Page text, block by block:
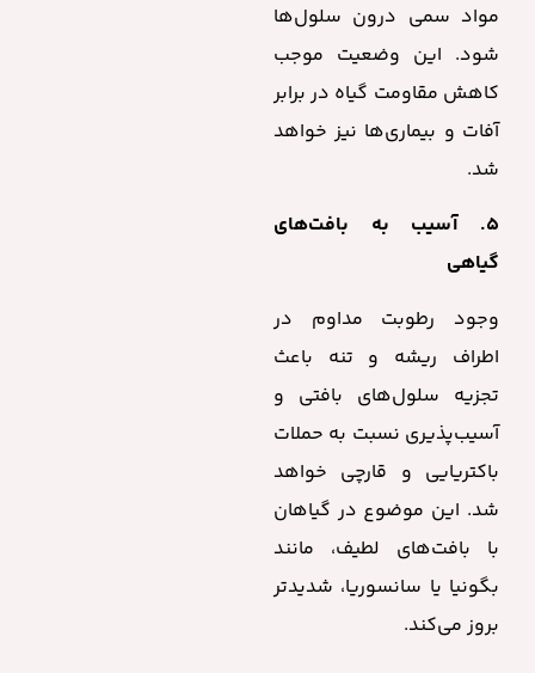
مواد سمی درون سلول‌ها
شود. این وضعیت موجب
کاهش مقاومت گیاه در برابر
آفات و بیماری‌ها نیز خواهد
شد.
۵. آسیب به بافت‌های
گیاهی
وجود رطوبت مداوم در
اطراف ریشه و تنه باعث
تجزیه سلول‌های بافتی و
آسیب‌پذیری نسبت به حملات
باکتریایی و قارچی خواهد
شد. این موضوع در گیاهان
با بافت‌های لطیف، مانند
بگونیا یا سانسوریا، شدیدتر
بروز می‌کند.